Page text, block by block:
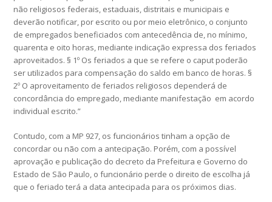
não religiosos federais, estaduais, distritais e municipais e
deverão notificar, por escrito ou por meio eletrônico, o conjunto
de empregados beneficiados com antecedência de, no mínimo,
quarenta e oito horas, mediante indicação expressa dos feriados
aproveitados. § 1º Os feriados a que se refere o caput poderão
ser utilizados para compensação do saldo em banco de horas. §
2º O aproveitamento de feriados religiosos dependerá de
concordância do empregado, mediante manifestação em acordo
individual escrito.”
Contudo, com a MP 927, os funcionários tinham a opção de
concordar ou não com a antecipação. Porém, com a possível
aprovação e publicação do decreto da Prefeitura e Governo do
Estado de São Paulo, o funcionário perde o direito de escolha já
que o feriado terá a data antecipada para os próximos dias.